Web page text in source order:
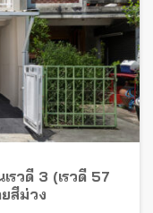
วดี 3 (เรวดี 57
สีม่วง